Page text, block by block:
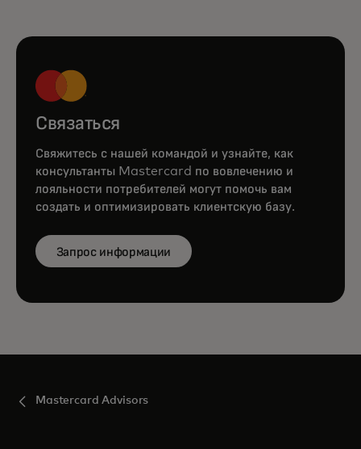
Связаться
Свяжитесь с нашей командой и узнайте, как
консультанты Mastercard по вовлечению и
лояльности потребителей могут помочь вам
создать и оптимизировать клиентскую базу.
Запрос информации
Mastercard Advisors